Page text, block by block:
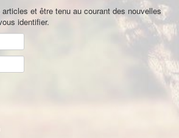
et être tenu au courant des nouvelles
identifier.